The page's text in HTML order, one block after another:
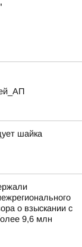
шайка
о взыскании с
9,6 млн